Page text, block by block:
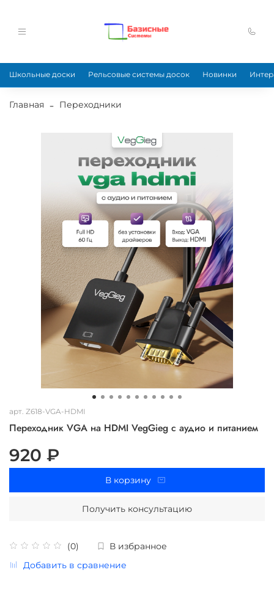
Школьные доски Рельсовые системы досок Новинки
Главная Переходники
арт. Z618-VGA-HDMI
Переходник VGA на HDMI VegGieg с аудио и питанием
(0)
В избранное
Добавить в сравнение
920 ₽
В корзину
Получить консультацию